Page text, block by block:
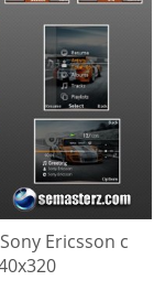
Ericsson с